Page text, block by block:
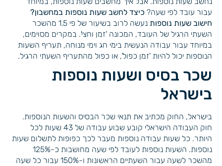
עבור עובד לפי שעה? כיצד לחשב שעות נוספות במחשבון?
חישוב שעות נוספות
נעשה לרוב בשיעור של פי 1.5 מהשכר
השעתי הרגיל של העובד, המכונה 'זמן וחצי'. במקרים מסוימים,
במיוחד עבור עבודה הנעשית בימי חג וימי מנוחה, תעריף השעות
הנוספות יכול להיות 'זמן כפול', או כפול מהתעריף השעתי הרגיל.
שכר בסיס ושעות נוספות
בישראל
בישראל, החוק מכתיב את תנאי שכר הבסיס והשעות הנוספות.
חוק העבודה הישראלי קובע שבוע עבודה של 43 שעות לכל
היותר. כל שעות עבודה נוספות מעבר לכך כפופות לתשלום שעות
נוספות. השעות נוספות לעובד לפי שעה מחושבות כ-125%
מהשכר לשעה עבור השעתיים הראשונות ו-150% עבור כל שעה